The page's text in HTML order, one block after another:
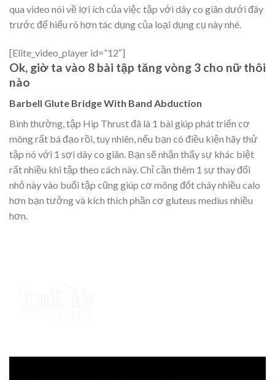
qua video nói về lợi ích của việc tập với dây co giãn dưới đây
trước để hiểu rõ hơn tác dụng của loại dụng cụ này nhé.
[Elite_video_player id=”12″]
Ok, giờ ta vào 8 bài tập tăng vòng 3 cho nữ thôi
nào
Barbell Glute Bridge With Band Abduction
Bình thường, tập Hip Thrust đã là 1 bài giúp phát triển cơ
mông rất bá đạo rồi, tuy nhiên, nếu bạn có điều kiện hãy thử
tập nó với 1 sợi dây co giãn. Bạn sẽ nhận thấy sự khác biệt
rất nhiều khi tập theo cách này. Chỉ cần thêm 1 sự thay đổi
nhỏ này vào buổi tập cũng giúp cơ mông đốt cháy nhiều calo
hơn bạn tưởng và kích thích phần cơ gluteus medius nhiều
hơn.